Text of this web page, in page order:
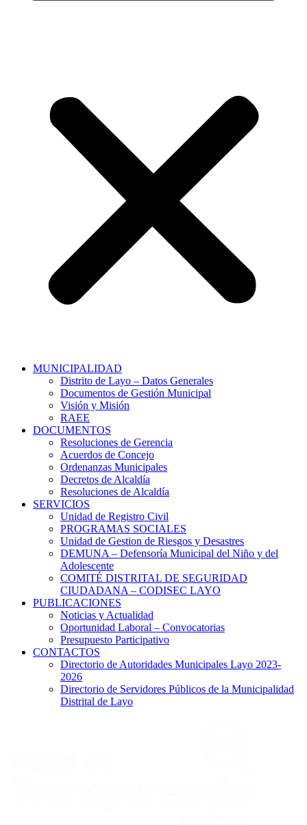
MUNICIPALIDAD
Distrito de Layo – Datos Generales
Documentos de Gestión Municipal
Visión y Misión
RAEE
DOCUMENTOS
Resoluciones de Gerencia
Acuerdos de Concejo
Ordenanzas Municipales
Decretos de Alcaldía
Resoluciones de Alcaldía
SERVICIOS
Unidad de Registro Civil
PROGRAMAS SOCIALES
Unidad de Gestion de Riesgos y Desastres
DEMUNA – Defensoría Municipal del Niño y del
Adolescente
COMITÉ DISTRITAL DE SEGURIDAD
CIUDADANA – CODISEC LAYO
PUBLICACIONES
Noticias y Actualidad
Oportunidad Laboral – Convocatorias
Presupuesto Participativo
CONTACTOS
Directorio de Autoridades Municipales Layo 2023-
2026
Directorio de Servidores Públicos de la Municipalidad
Distrital de Layo